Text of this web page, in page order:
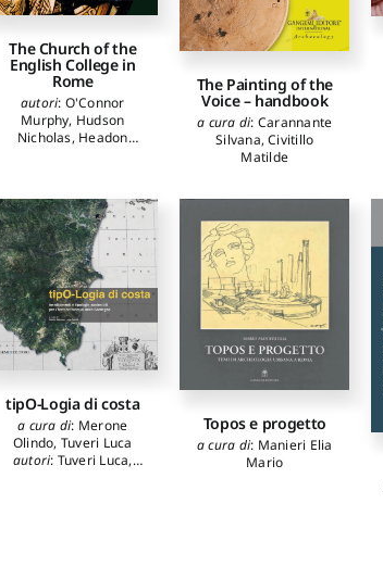
The Church of the
English College in
Rome
autori: O'Connor
Murphy, Hudson
Nicholas, Headon
Angelo,Marascialli
Sara,Violini Paolo,
Riotta Claudio
The Painting of the
Voice – handbook
a cura di: Carannante
Silvana,Civitillo
Matilde
tipO-Logia di costa
a cura di: Merone
Olindo, Tuveri Luca
autori: Tuveri Luca,
Topos e progetto
a cura di: Manieri Elia
Mario